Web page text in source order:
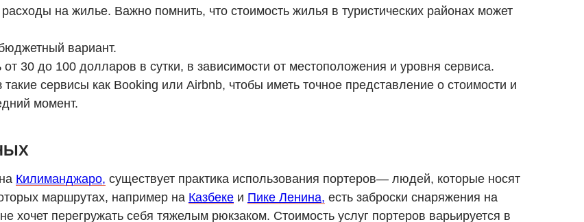
на жилье. Важно помнить, что стоимость жилья в туристических районах может
вариант.
от 30 до 100 долларов в сутки, в зависимости от местоположения и уровня сервиса.
сервисы как Booking или Airbnb, чтобы иметь точное представление о стоимости и
момент.
Килиманджаро, существует практика использования портеров— людей, которые носят
маршрутах, например на Казбеке и Пике Ленина, есть заброски снаряжения на
хочет перегружать себя тяжелым рюкзаком. Стоимость услуг портеров варьируется в